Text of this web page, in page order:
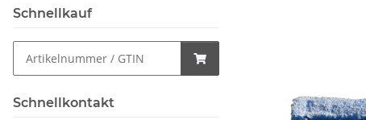
Schnellkauf
Schnellkontakt